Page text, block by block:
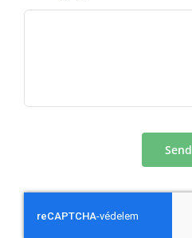
Send